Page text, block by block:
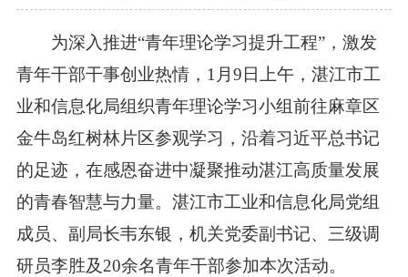
为深入推进“青年理论学习提升工程”，激发
青年干部干事创业热情，1月9日上午，湛江市工
业和信息化局组织青年理论学习小组前往麻章区
金牛岛红树林片区参观学习，沿着习近平总书记
的足迹，在感恩奋进中凝聚推动湛江高质量发展
的青春智慧与力量。湛江市工业和信息化局党组
成员、副局长韦东银，机关党委副书记、三级调
研员李胜及20余名青年干部参加本次活动。